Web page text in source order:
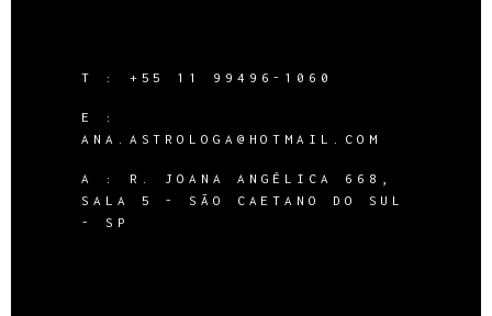
T : +55 11 99496-1060
E :
ANA.ASTROLOGA@HOTMAIL.COM
A :
R. JOANA ANGÉLICA 668,
SALA 5 - SÃO CAETANO DO SUL
- SP